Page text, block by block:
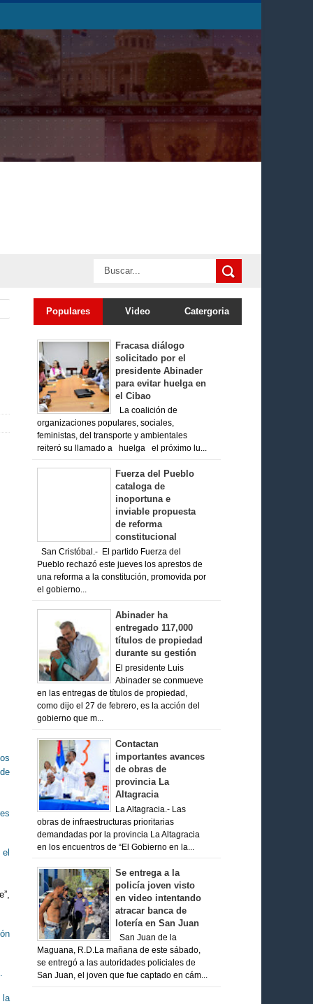
la
Populares Video Catergoria
Fracasa diálogo
solicitado por el
presidente Abinader
para evitar huelga en
el Cibao
La coalición de
organizaciones populares, sociales,
feministas, del transporte y ambientales
reiteró su llamado a huelga el próximo lu...
Fuerza del Pueblo
cataloga de
inoportuna e
inviable propuesta
de reforma
constitucional
San Cristóbal.- El partido Fuerza del
Pueblo rechazó este jueves los aprestos de
una reforma a la constitución, promovida por
el gobierno...
Abinader ha
entregado 117,000
títulos de propiedad
durante su gestión
El presidente Luis
Abinader se conmueve
en las entregas de títulos de propiedad,
como dijo el 27 de febrero, es la acción del
gobierno que m...
Contactan
importantes avances
de obras de
provincia La
Altagracia
La Altagracia.- Las
obras de infraestructuras prioritarias
demandadas por la provincia La Altagracia
en los encuentros de “El Gobierno en la...
Se entrega a la
policía joven visto
en video intentando
atracar banca de
lotería en San Juan
San Juan de la
Maguana, R.D.La mañana de este sábado,
se entregó a las autoridades policiales de
San Juan, el joven que fue captado en cám...